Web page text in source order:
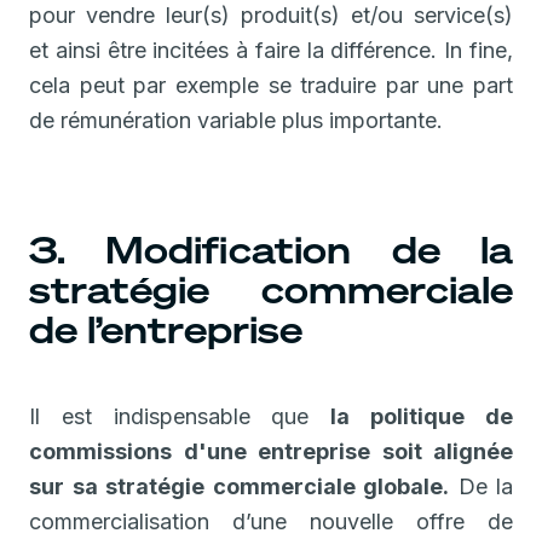
pour vendre leur(s) produit(s) et/ou service(s)
et ainsi être incitées à faire la différence. In fine,
cela peut par exemple se traduire par une part
de rémunération variable plus importante.
3. Modification de la
stratégie commerciale
de l’entreprise
Il est indispensable que la politique de
commissions d'une entreprise soit alignée
sur sa stratégie commerciale globale. De la
commercialisation d’une nouvelle offre de